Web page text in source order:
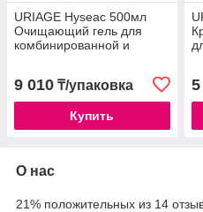
URIAGE Hyseac 500мл
Очищающий гель для
комбинированной и
9 010 ₸/упаковка
Купить
О нас
21% положительных из 14